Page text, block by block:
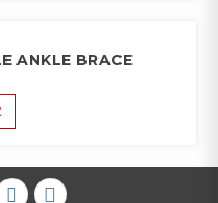
ANKLE BRACE
Instagram
VK